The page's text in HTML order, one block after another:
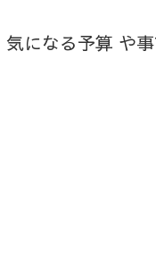
気になる予算 や